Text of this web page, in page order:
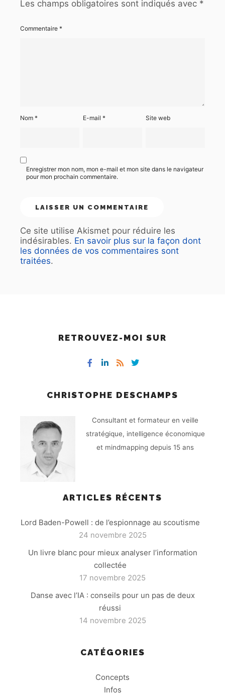
Les champs obligatoires sont indiqués avec *
Commentaire *
Nom * E-mail* Site web
Enregistrer mon nom, mon e-mail et mon site dans le navigateur
pour mon prochain commentaire.
Ce site utilise Akismet pour réduire les
indésirables. En savoir plus sur la façon dont
les données de vos commentaires sont
traitées.
RETROUVEZ-MOI SUR
CHRISTOPHE DESCHAMPS
Consultant et formateur en veille
stratégique, intelligence économique
et mindmapping depuis 15 ans
ARTICLES RÉCENTS
Lord Baden-Powell : de l’espionnage au scoutisme
24 novembre 2025
Un livre blanc pour mieux analyser l’information
collectée
17 novembre 2025
Danse avec l’IA : conseils pour un pas de deux
réussi
14 novembre 2025
CATÉGORIES
Concepts
Infos